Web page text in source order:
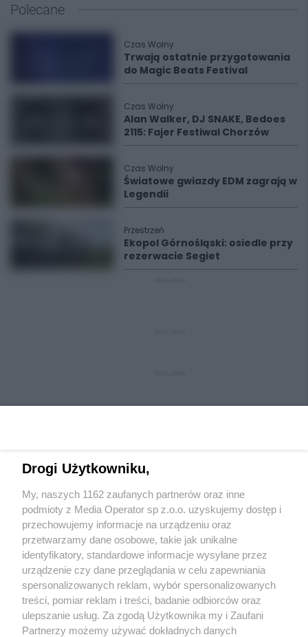
Polecane
Czas Wolny
Trwają ostatnie przygotowania
do Magic Beats Festival
Czas Wolny
Alan Walker, DJ SNAKE, Bedoes
2115: Fajer Festiwal Chorzów
Czas Wolny
Światowe gwiazdy EDM zagrają w
Legendii
Przestrzeń
Ekopol Górnośląski: osiedle przy
rezerwacie Segiet
Wydawca mediówlokalnych
Nie zapomnij
zapoznać się z:
polityką prywatności regulamin korzystania z portali
Twojemiasto Skontakuj sięz nami
Drogi Użytkowniku,
My, naszych 1162 zaufanych partnerów oraz inne
podmioty z Media Operator sp z.o.o. uzyskujemy dostęp i
przechowujemy informacje na urządzeniu oraz
przetwarzamy dane osobowe, takie jak unikalne
identyfikatory, standardowe informacje wysyłane przez
urządzenie czy dane przeglądania w celu zapewniania
spersonalizowanych reklam, wybór spersonalizowanych
treści, pomiar reklam i treści, badanie odbiorców oraz
ulepszanie usług. Za zgodą Użytkownika my i Zaufani
Partnerzy możemy używać dokładnych danych